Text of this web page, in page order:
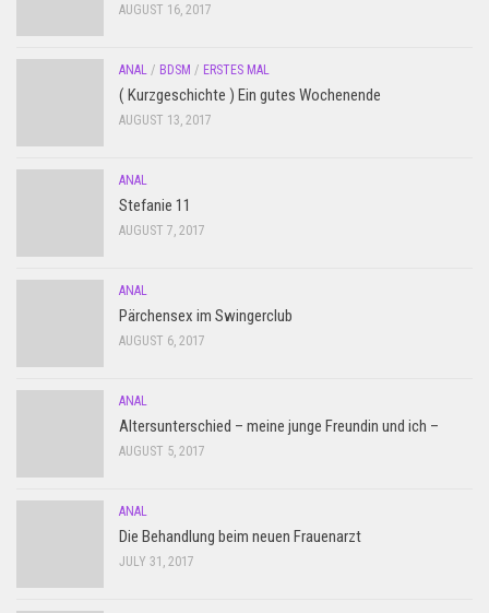
AUGUST 16, 2017
ANAL / BDSM / ERSTES MAL
( Kurzgeschichte ) Ein gutes Wochenende
AUGUST 13, 2017
ANAL
Stefanie 11
AUGUST 7, 2017
ANAL
Pärchensex im Swingerclub
AUGUST 6, 2017
ANAL
Altersunterschied – meine junge Freundin und ich –
AUGUST 5, 2017
ANAL
Die Behandlung beim neuen Frauenarzt
JULY 31, 2017